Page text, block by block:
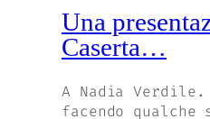
Una
Caserta…
A Nadia Verdile.
facendo